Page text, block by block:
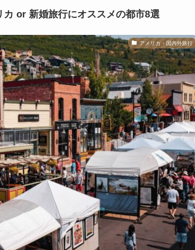
カ or 新婚旅行にオススメの都市8選
アメリカ・国内外旅行